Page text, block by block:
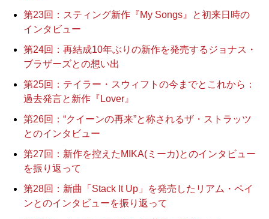
第23回：スティング新作『My Songs』と初来日時の
インタビュー
第24回：再結成10年ぶりの新作を発売するジョナス・
ブラザーズとの想い出
第25回：テイラー・スウィフトの今までとこれから：
過去発言と新作『Lover』
第26回：“クイーンの再来”と称されるザ・ストラッツ
とのインタビュー
第27回：新作を控えたMIKA(ミーカ)とのインタビュー
を振り返って
第28回：新曲「Stack It Up」を発売したリアム・ペイ
ンとのインタビューを振り返って